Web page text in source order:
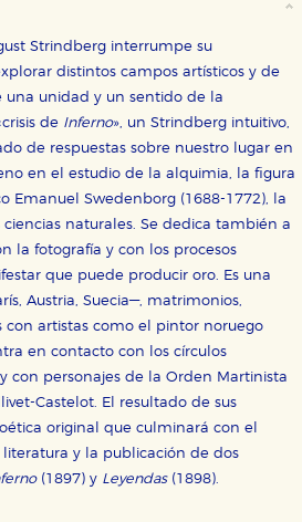
Strindberg interrumpe su
distintos campos artísticos y de
una unidad y un sentido de la
de Inferno», un Strindberg intuitivo,
de respuestas sobre nuestro lugar en
en el estudio de la alquimia, la figura
Emanuel Swedenborg (1688-1772), la
naturales. Se dedica también a
la fotografía y con los procesos
que puede producir oro. Es una
Austria, Suecia—, matrimonios,
con artistas como el pintor noruego
en contacto con los círculos
con personajes de la Orden Martinista
Castelot. El resultado de sus
original que culminará con el
y la publicación de dos
(1897) y Leyendas(1898).
DE COOKIES
RECHAZAR TODO
para que nuestro sitio
es posible deshabilitarlas desde
posible hacerlo desde el
ese caso es posible que algunas
dejen de funcionar
y analíticas
para mejorar su experiencia
el funcionamiento de
configuraciones de
La información es agregada y, por lo
y redes sociales
por nuestros socios